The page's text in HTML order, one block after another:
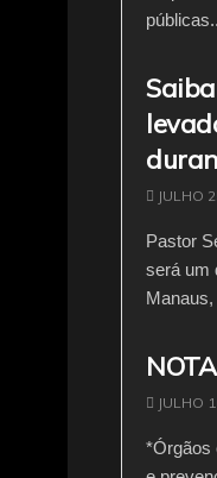
JULHO
Pastor
será um
Manaus,
JULHO
*Órgãos